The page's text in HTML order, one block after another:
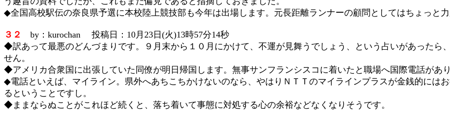
◆全国高校駅伝の奈良県予選に本校陸上競技部も今年は出場します。元長距離ランナーの顧問としてはちょっと
３２
by：kurochan 投稿日：10月23日(火)13時57分14秒
◆訳あって最悪のどんづまりです。９月末から１０月にかけて、不運が見舞うでしょう、という占いがあったら
せん。
◆アメリカ合衆国に出張していた同僚が明日帰国します。無事サンフランシスコに着いたと職場へ国際電話があり
◆電話といえば、マイライン。県外へあちこちかけないのなら、やはりＮＴＴのマイラインプラスが金銭的には
るということですし。
◆ままならぬことがこれほど続くと、落ち着いて事態に対処する心の余裕などなくなりそうです。